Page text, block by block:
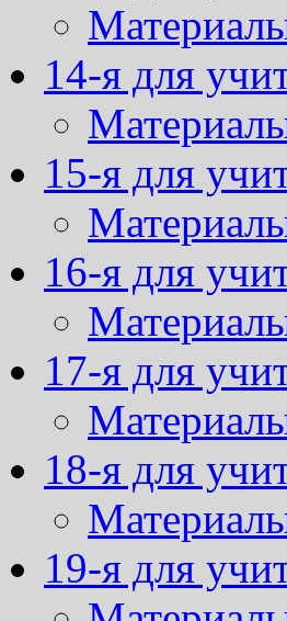
14-я для
15-я для
16-я для
17-я для
18-я для
19-я для